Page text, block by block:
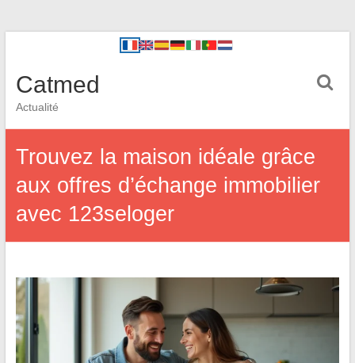
Catmed
Actualité
Trouvez la maison idéale grâce
aux offres d’échange immobilier
avec 123seloger